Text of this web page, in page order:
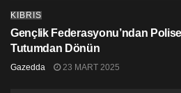
KIBRIS
Gençlik Federasyonu’ndan
Tutumdan Dönün
Gazedda 23 MART 2025